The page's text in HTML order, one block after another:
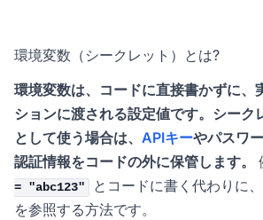
環境変数（シークレット）とは?
環境変数は、コードに直接書かずに、
ションに渡される設定値です。シーク
として使う場合は、 APIキーやパスワ
認証情報をコードの外に保管します。
= "abc123"
とコードに書く代わりに
を参照する方法です。